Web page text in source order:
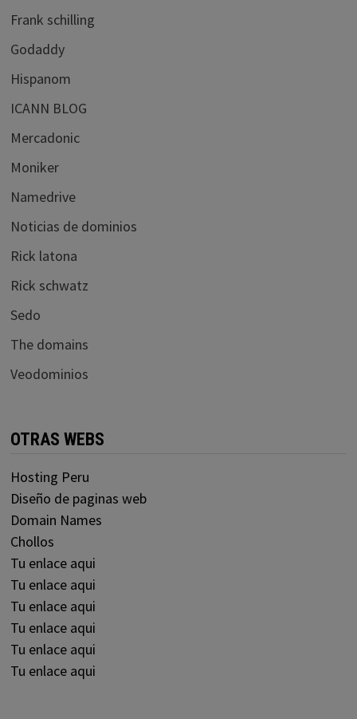
Frank schilling
Godaddy
Hispanom
ICANN BLOG
Mercadonic
Moniker
Namedrive
Noticias de dominios
Rick latona
Rick schwatz
Sedo
The domains
Veodominios
OTRAS WEBS
Hosting Peru
Diseño de paginas web
Domain Names
Chollos
Tu enlace aqui
Tu enlace aqui
Tu enlace aqui
Tu enlace aqui
Tu enlace aqui
Tu enlace aqui